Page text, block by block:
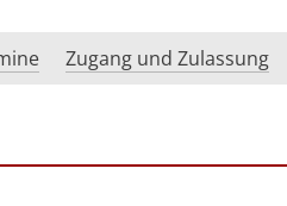
Zugang und Zulassung